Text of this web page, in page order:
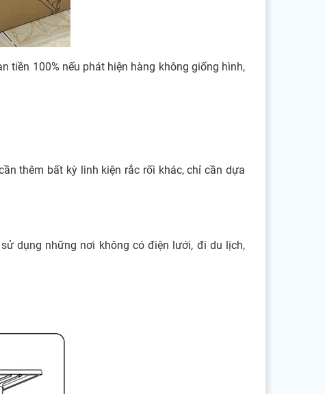
tiền 100% nếu phát hiện hàng không giống hình,
thêm bất kỳ linh kiện rắc rối khác, chỉ cần dựa
dụng những nơi không có điện lưới, đi du lịch,